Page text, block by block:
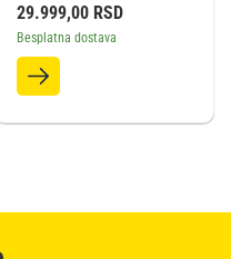
29.999,00 RSD
Besplatna dostava